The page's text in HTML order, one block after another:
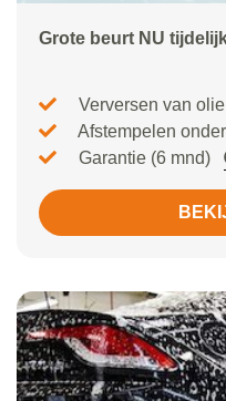
Grote beurt NU
Verversen van
Afstempelen
Garantie (6 mnd)